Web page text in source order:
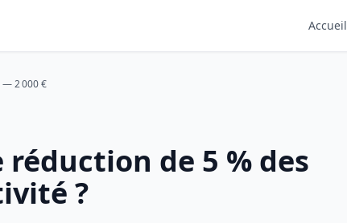
Accueil
— 2 000 €
de 5 % des
?